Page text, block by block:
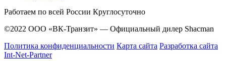
Работаем по всей России Круглосуточно
©2022 ООО «ВК-Транзит» — Официальный дилер Shacman
Политика конфиденциальности Карта сайта Разработка сайта
Int-Net-Partner